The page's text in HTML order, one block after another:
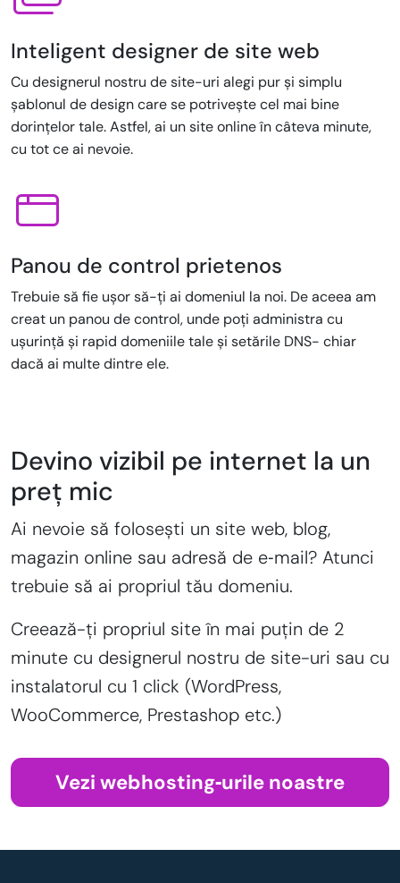
Inteligent designer de site web
Cu designerul nostru de site-uri alegi pur și simplu
șablonul de design care se potrivește cel mai bine
dorințelor tale. Astfel, ai un site online în câteva minute,
cu tot ce ai nevoie.
Panou de control prietenos
Trebuie să fie ușor să-ți ai domeniul la noi. De aceea am
creat un panou de control, unde poți administra cu
ușurință și rapid domeniile tale și setările DNS- chiar
dacă ai multe dintre ele.
Devino vizibil pe internet la un
preț mic
Ai nevoie să folosești un site web, blog,
magazin online sau adresă de e‑mail? Atunci
trebuie să ai propriul tău domeniu.
Creează-ți propriul site în mai puțin de 2
minute cu designerul nostru de site-uri sau cu
instalatorul cu 1 click (WordPress,
WooCommerce, Prestashop etc.)
Vezi webhosting‑urile noastre